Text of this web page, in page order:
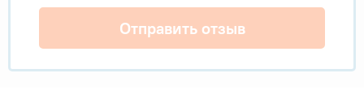
Отправить отзыв